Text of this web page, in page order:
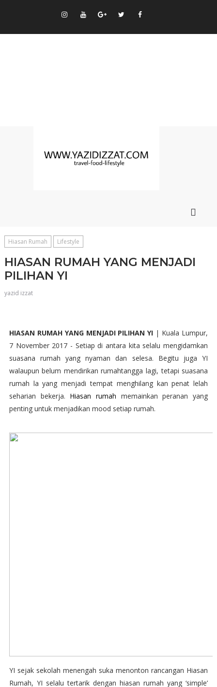
Hiasan Rumah Lifestyle
HIASAN RUMAH YANG MENJADI
PILIHAN YI
yazid izzat
HIASAN RUMAH YANG MENJADI PILIHAN YI | Kuala Lumpur,
7 November 2017 - Setiap di antara kita selalu mengidamkan
suasana rumah yang nyaman dan selesa. Begitu juga YI
walaupun belum mendirikan rumahtangga lagi, tetapi suasana
rumah la yang menjadi tempat menghilang kan penat lelah
seharian bekerja. Hiasan rumah memainkan peranan yang
penting untuk menjadikan mood setiap rumah.
YI sejak sekolah menengah suka menonton rancangan Hiasan
Rumah, YI selalu tertarik dengan hiasan rumah yang ‘simple’